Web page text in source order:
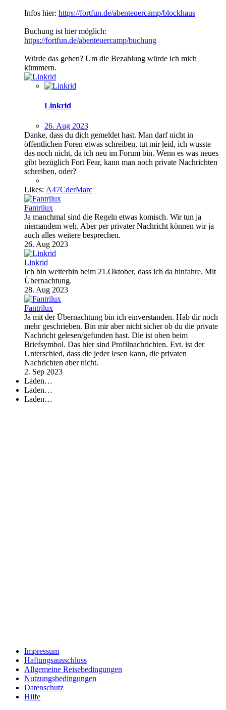
Infos hier: https://fortfun.de/abenteuercamp/blockhaus
Buchung ist hier möglich:
https://fortfun.de/abenteuercamp/buchung
Würde das gehen? Um die Bezahlung würde ich mich
kümmern.
Linkrid
26. Aug 2023
Danke, dass du dich gemeldet hast. Man darf nicht in
öffentlichen Foren etwas schreiben, tut mir leid, ich wusste
das noch nicht, da ich neu im Forum bin. Wenn es was neues
gibt bezüglich Fort Fear, kann man noch private Nachrichten
schreiben, oder?
Likes: A47CderMarc
Fantrilux
Ja manchmal sind die Regeln etwas komisch. Wir tun ja
niemandem weh. Aber per privater Nachricht können wir ja
auch alles weitere besprechen.
26. Aug 2023
Linkrid
Ich bin weiterhin beim 21.Oktober, dass ich da hinfahre. Mit
Übernachtung.
28. Aug 2023
Fantrilux
Ja mit der Übernachtung bin ich einverstanden. Hab dir noch
mehr geschrieben. Bin mir aber nicht sicher ob du die private
Nachricht gelesen/gefunden hast. Die ist oben beim
Briefsymbol. Das hier sind Profilnachrichten. Evt. ist der
Unterschied, dass die jeder lesen kann, die privaten
Nachrichten aber nicht.
2. Sep 2023
Laden…
Laden…
Laden…
Impressum
Haftungsausschluss
Allgemeine Reisebedingungen
Nutzungsbedingungen
Datenschutz
Hilfe